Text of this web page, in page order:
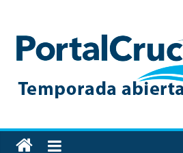
content
Toda